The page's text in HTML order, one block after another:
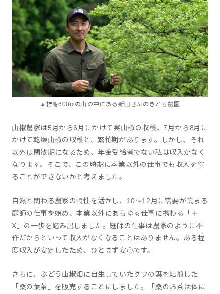
▲標高600mの山の中にある新田さんのきとら農園
山椒農家は5月から6月にかけて実山椒の収穫、7月から8月に
かけて乾燥山椒の収穫と、繁忙期があります。しかし、それ
以外は閑散期になるため、年金受給者でない私は収入がなく
なります。そこで、この時期に本業以外の仕事でも収入を得
ることができないかと考えました。
自然と関わる農家の特性を活かし、10〜12月に需要が高まる
庭師の仕事を始め、本業以外にあらゆる仕事に携わる「＋
X」の一歩を踏み出しました。庭師の仕事は農家のように不
作だからといって収入がなくなることはありません。ある程
度収入が安定したため、ひとまず安心です。
さらに、ぶどう山椒畑に自生していたクワの葉を焙煎した
「桑の葉茶」を販売することにしました。「桑のお茶は体に